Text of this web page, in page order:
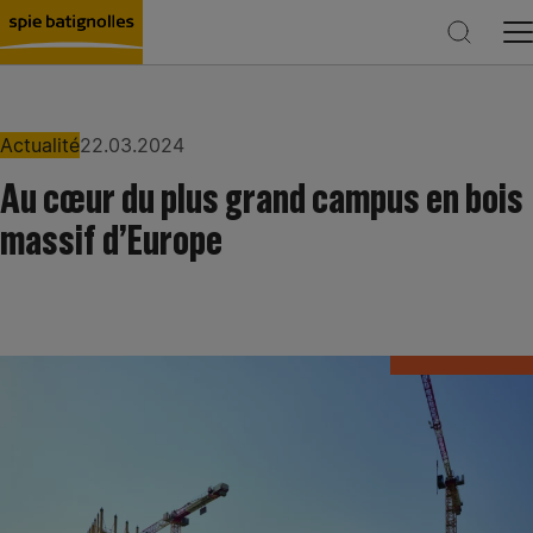
Rechercher
Actualité22.03.2024
Au cœur du plus grand campus en bois
massif d’Europe